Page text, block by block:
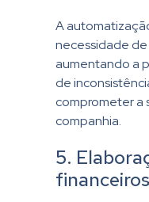
A
necessidade
aumentando a
de
comprometer a
companhia.
5.
financeiros